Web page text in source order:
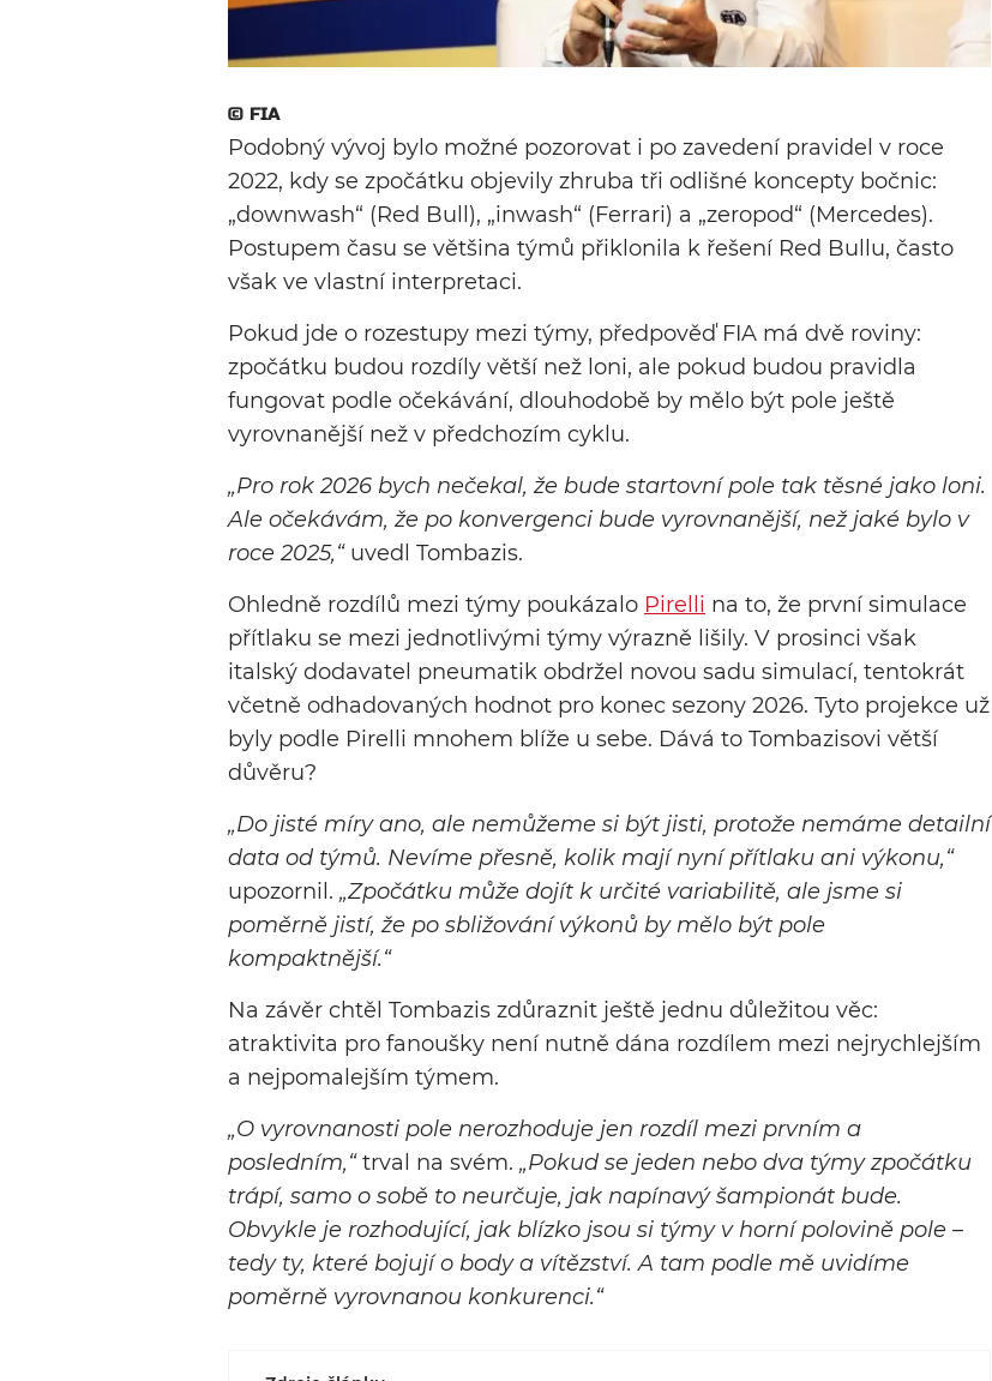
© FIA
Podobný vývoj bylo možné pozorovat i po zavedení pravidel v roce
2022, kdy se zpočátku objevily zhruba tři odlišné koncepty bočnic:
„downwash“ (Red Bull), „inwash“ (Ferrari) a „zeropod“ (Mercedes).
Postupem času se většina týmů přiklonila k řešení Red Bullu, často
však ve vlastní interpretaci.
Pokud jde o rozestupy mezi týmy, předpověď FIA má dvě roviny:
zpočátku budou rozdíly větší než loni, ale pokud budou pravidla
fungovat podle očekávání, dlouhodobě by mělo být pole ještě
vyrovnanější než v předchozím cyklu.
„Pro rok 2026 bych nečekal, že bude startovní pole tak těsné jako loni.
Ale očekávám, že po konvergenci bude vyrovnanější, než jaké bylo v
roce 2025,“uvedl Tombazis.
Ohledně rozdílů mezi týmy poukázalo Pirelli na to, že první simulace
přítlaku se mezi jednotlivými týmy výrazně lišily. V prosinci však
italský dodavatel pneumatik obdržel novou sadu simulací, tentokrát
včetně odhadovaných hodnot pro konec sezony 2026. Tyto projekce už
byly podle Pirelli mnohem blíže u sebe. Dává to Tombazisovi větší
důvěru?
„Do jisté míry ano, ale nemůžeme si být jisti, protože nemáme detailní
data od týmů. Nevíme přesně, kolik mají nyní přítlaku ani výkonu,“
upozornil. „Zpočátku může dojít k určité variabilitě, ale jsme si
poměrně jistí, že po sbližování výkonů by mělo být pole
kompaktnější.“
Na závěr chtěl Tombazis zdůraznit ještě jednu důležitou věc:
atraktivita pro fanoušky není nutně dána rozdílem mezi nejrychlejším
a nejpomalejším týmem.
„O vyrovnanosti pole nerozhoduje jen rozdíl mezi prvním a
posledním,“trval na svém. „Pokud se jeden nebo dva týmy zpočátku
trápí, samo o sobě to neurčuje, jak napínavý šampionát bude.
Obvykle je rozhodující, jak blízko jsou si týmy v horní polovině pole –
tedy ty, které bojují o body a vítězství. A tam podle mě uvidíme
poměrně vyrovnanou konkurenci.“